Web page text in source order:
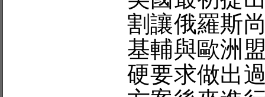
割讓俄羅斯
基輔與歐洲
硬要求做出